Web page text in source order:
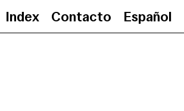
Index Contacto Español